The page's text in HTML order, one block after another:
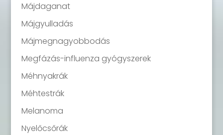
Májdaganat
Májgyulladás
Májmegnagyobbodás
Megfázás-influenza gyógyszerek
Méhnyakrák
Méhtestrák
Melanoma
Nyelőcsőrák